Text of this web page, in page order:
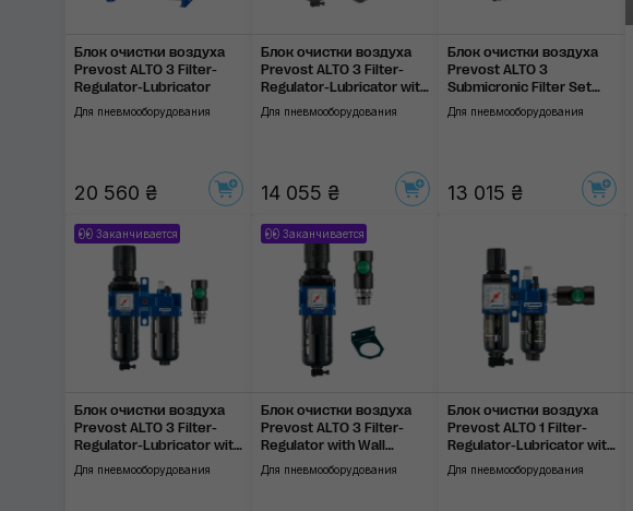
Блок очистки воздуха
Prevost ALTO 3 Filter-
Regulator-Lubricator
Для пневмооборудования
20 560 ₴
Блок очистки воздуха
Prevost ALTO 3 Filter-
Regulator-Lubricator with
Diverter Block
Для пневмооборудования
14 055 ₴
Блок очистки воздуха
Prevost ALTO 3
Submicronic Filter Set
with Regulator
Для пневмооборудования
13 015 ₴
Заканчивается
Блок очистки воздуха
Prevost ALTO 3 Filter-
Regulator-Lubricator with
Wall Bracket
Для пневмооборудования
Заканчивается
Блок очистки воздуха
Prevost ALTO 3 Filter-
Regulator with Wall
Bracket
Для пневмооборудования
Блок очистки воздуха
Prevost ALTO 1 Filter-
Regulator-Lubricator with
Wall Bracket
Для пневмооборудования